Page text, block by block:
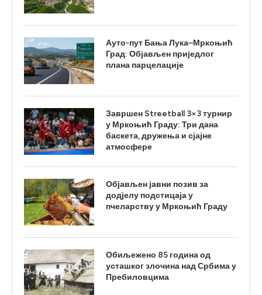
Ауто-пут Бања Лука–Мркоњић
Град: Објављен приједлог
плана парцелације
Завршен Streetball 3×3 турнир
у Мркоњић Граду: Три дана
баскета, дружења и сјајне
атмосфере
Објављен јавни позив за
додјелу подстицаја у
пчеларству у Мркоњић Граду
Обиљежено 85 година од
усташког злочина над Србима у
Пребиловцима